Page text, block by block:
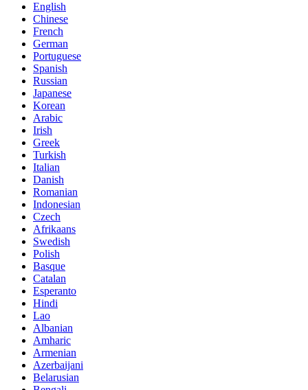
English
Chinese
French
German
Portuguese
Spanish
Russian
Japanese
Korean
Arabic
Irish
Greek
Turkish
Italian
Danish
Romanian
Indonesian
Czech
Afrikaans
Swedish
Polish
Basque
Catalan
Esperanto
Hindi
Lao
Albanian
Amharic
Armenian
Azerbaijani
Belarusian